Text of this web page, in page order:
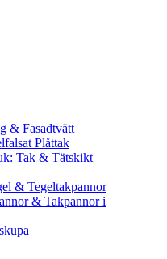
& Fasadtvätt
Plåttak
Tak & Tätskikt
& Tegeltakpannor
& Takpannor i